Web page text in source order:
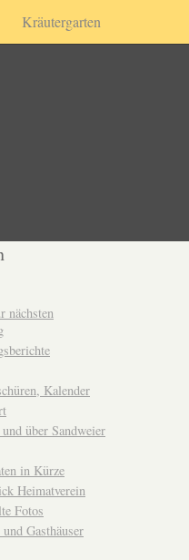
Kräutergarten
nächsten
Kalender
über Sandweier
in Kürze
Heimatverein
Fotos
Gasthäuser